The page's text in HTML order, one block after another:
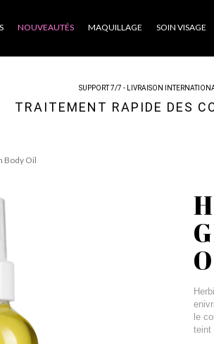
NOUVEAUTÉS MAQUILLAGE SOIN VISAGE
SUPPORT 7/7 - LIVRAISON
TRAITEMENT RAPIDE DES
Body Oil
le
teint